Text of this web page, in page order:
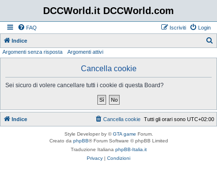
DCCWorld.it DCCWorld.com
FAQ Login
Iscriviti
Indice
Argomenti senza risposta Argomenti attivi
Cancella cookie
Sei sicuro di volere cancellare tutti i cookie di questa Board?
Indice Tutti gli orari sono UTC+02:00
Cancella cookie
Style Developer by ©GTA game Forum.
Creato da phpBB® Forum Software © phpBB Limited
Traduzione Italiana phpBB-Italia.it
Privacy | Condizioni